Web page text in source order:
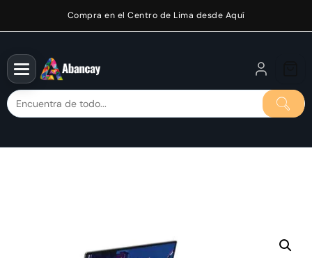
Compra en el Centro de Lima desde Aquí